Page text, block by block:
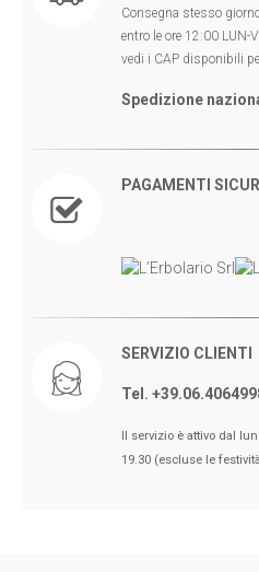
Consegna stesso
entro le ore 12:00 LUN-
vedi i CAP disponibili
Spedizione
PAGAMENTI SICURI
SERVIZIO CLIENTI
Tel.
Il servizio è attivo dal
19.30 (escluse le
🖤BLACK
Novembre sconti